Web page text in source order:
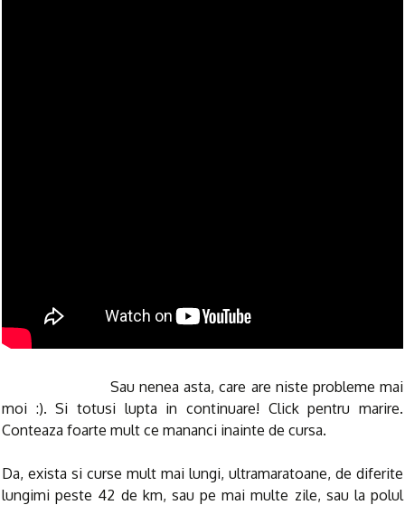
Sau nenea asta, care are niste probleme mai
moi :). Si totusi lupta in continuare! Click pentru marire.
Conteaza foarte mult ce mananci inainte de cursa.
Da, exista si curse mult mai lungi, ultramaratoane, de diferite
lungimi peste 42 de km, sau pe mai multe zile, sau la polul